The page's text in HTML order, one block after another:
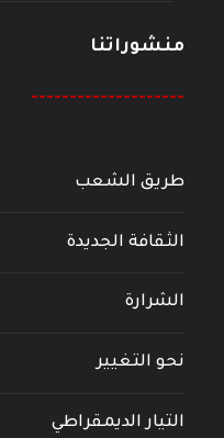
منشوراتنا
--------------------
طريق الشعب
الثقافة الجديدة
الشرارة
نحو التغيير
التيار الديمقراطي